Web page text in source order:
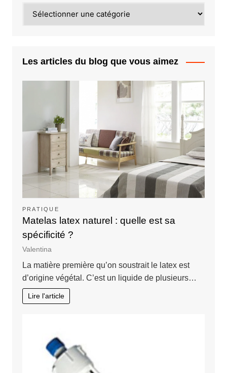
Les articles du blog que vous aimez
PRATIQUE
Matelas latex naturel : quelle est sa
spécificité ?
Valentina
La matière première qu’on soustrait le latex est
d’origine végétal. C’est un liquide de plusieurs…
Lire l'article